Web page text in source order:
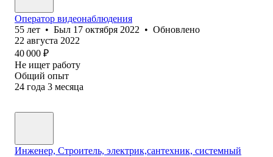
Оператор видеонаблюдения
55 лет • Был 17 октября 2022 • Обновлено
22 августа 2022
40 000 ₽
Не ищет работу
Общий опыт
24 года 3 месяца
Инженер, Строитель, электрик,сантехник, системный